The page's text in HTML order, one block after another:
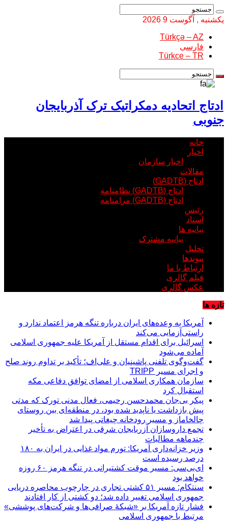
یکشنبه , آگوست 9 2026
Türkçə – AZ
فارسی
Türkce – TR
ادتاج اتحادیه دمکراتیک ترک آذربایجان
جنوبی
خانه
اخبار
اخبار سازمان
مقالات
ادتاج (GADTB)
ادتاج (GADTB) نظامنامه
ادتاج (GADTB) مرامنامه
رئیس
اسناد
بیانیه ها
بیانیه مشترک
تحلیل
پیوندها
ارتباط با ما
فیلم گالری
عکس گالری
تازه ها
آمریکا به وعده‌های ایران درباره تنگه هرمز اعتماد ندارد و
راستی‌آزمایی می‌کند
اسرائیل برای اقدام مستقل از آمریکا علیه جمهوری اسلامی
آماده می‌شود
گفت‌وگوی تلفنی پاشینیان و علی‌اف؛ تأکید بر تداوم روند صلح
و اجرای مسیر TRIPP
سازمان همکاری اسلامی از امضای توافق دفاعی مکه
استقبال کرد
پیکر بی‌جان محمدحسن رحیمی، فعال مدنی تورک که مدتی
پیش بازداشت یا ناپدید شده بود، در منطقه‌ای بین روستای
چالخاماز و مسیر رودخانه چیغاتی پیدا شد
تجمع داروسازان آزربایجان شرقی در اعتراض به تأخیر
چندماهه مطالبات
وزیر خزانه‌داری آمریکا: تورم مواد غذایی در ایران به ۱۸۰
درصد رسیده است
ای‌بی‌سی: مسیر موقت کشتیرانی در تنگه هرمز ۶۰ روزه
خواهد بود
سنتکام: مسیر ۵۱ کشتی تجاری در چارچوب محاصره دریایی
جمهوری اسلامی تغییر داده شد؛ دو کشتی از کار افتادند
فشار تازه آمریکا بر «شبکۀ صرافی‌ها و شرکت‌های پوششی»
مرتبط با جمهوری اسلامی